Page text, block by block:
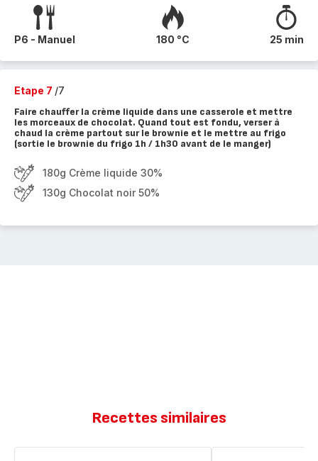
P6 - Manuel 180 °C 25 min
Etape 7 /7
Faire chauffer la crème liquide dans une casserole et mettre
les morceaux de chocolat. Quand tout est fondu, verser à
chaud la crème partout sur le brownie et le mettre au frigo
(sortie le brownie du frigo 1h / 1h30 avant de le manger)
180g Crème liquide 30%
130g Chocolat noir 50%
Recettes similaires